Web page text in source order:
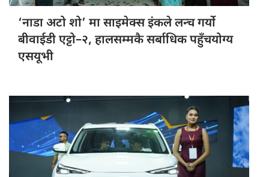
‘नाडा अटोशो’ मा साइमेक्स इंकले लन्च गर्यो
बीवाईडी एट्टो–२, हालसम्मकै सर्बाधिक पहुँचयोग्य
एसयूभी